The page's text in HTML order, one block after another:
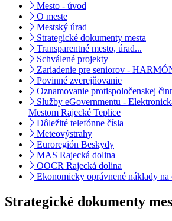
Mesto - úvod
O meste
Mestský úrad
Strategické dokumenty mesta
Transparentné mesto, úrad...
Schválené projekty
Zariadenie pre seniorov -
Povinné zverejňovanie
Oznamovanie protispoločenskej
Služby eGovernmentu -
Mestom Rajecké Teplice
Dôležité telefónne čísla
Meteovýstrahy
Euroregión Beskydy
MAS Rajecká dolina
OOCR Rajecká dolina
Ekonomicky oprávnené náklady
Strategické dokumenty